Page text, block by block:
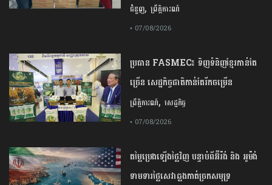
ជំនួញ,ព្រឹត្តិការណ៍
• 07/08/2026
ប្រធាន​​ ​FASMEC​៖​ ​ទិញ​ទំនិញ​ខ្មែរ​កាន់តែ​
ច្រើន​ ​សេដ្ឋកិច្ច​ជាតិ​កាន់តែ​រីកចម្រើន​
ព្រឹត្តិការណ៍, សេដ្ឋកិច្ច
• 07/08/2026
តម្លៃប្រេងឡើងថ្លៃវិញ បន្ទាប់ពីអ៊ីរ៉ង់ និង អូម៉ង់
ទាមទារថ្លៃសេវាឆ្លងកាត់ច្រកសមុទ្រ